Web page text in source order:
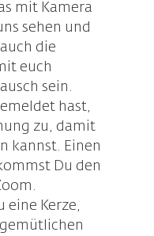
mit Kamera
sehen und
die
euch
sein.
hast,
zu, damit
kannst. Einen
Du den
eine Kerze,